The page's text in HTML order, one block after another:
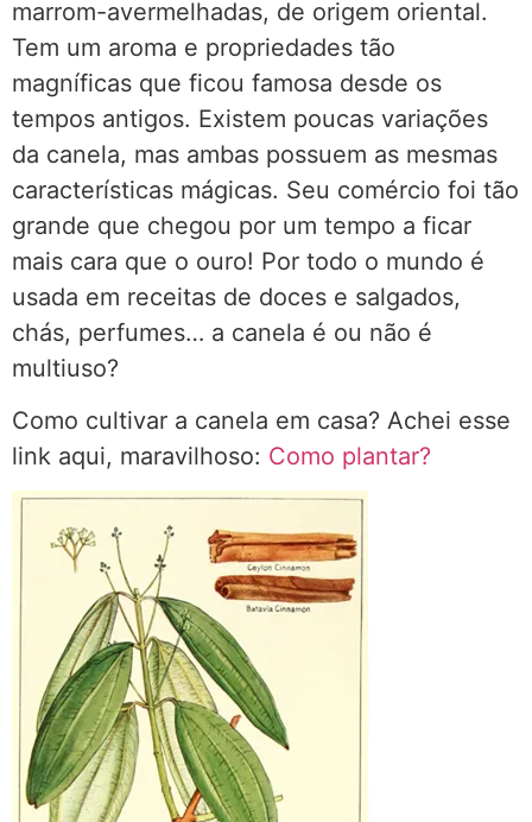
marrom-avermelhadas, de origem oriental.
Tem um aroma e propriedades tão
magníficas que ficou famosa desde os
tempos antigos. Existem poucas variações
da canela, mas ambas possuem as mesmas
características mágicas. Seu comércio foi tão
grande que chegou por um tempo a ficar
mais cara que o ouro! Por todo o mundo é
usada em receitas de doces e salgados,
chás, perfumes… a canela é ou não é
multiuso?
Como cultivar a canela em casa? Achei esse
link aqui, maravilhoso: Como plantar?